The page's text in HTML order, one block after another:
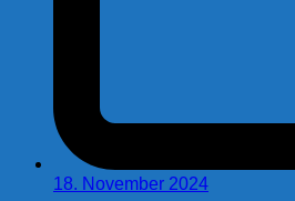
18. November 2024